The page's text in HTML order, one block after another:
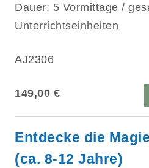
Dauer: 5 Vormittage /
Unterrichtseinheiten
AJ2306
149,00 €
Entdecke die
(ca. 8-12 Jahre)